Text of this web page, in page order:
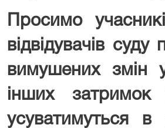
Просимо
відвідувачів
вимушених змін
інших
усуватимуться